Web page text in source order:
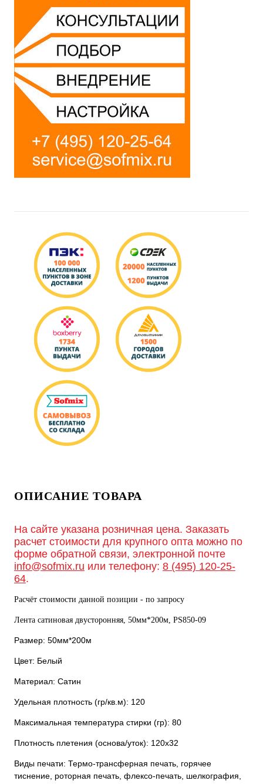
ОПИСАНИЕ ТОВАРА
На сайте указана розничная цена. Заказать
расчет стоимости для крупного опта можно по
форме обратной связи, электронной почте
info@sofmix.ru или телефону: 8 (495) 120-25-
64.
Расчёт стоимости данной позиции - по запросу
Лента сатиновая двусторонняя, 50мм*200м, PS850-09
Размер: 50мм*200м
Цвет: Белый
Материал: Сатин
Удельная плотность (гр/кв.м): 120
Максимальная температура стирки (гр): 80
Плотность плетения (основа/уток): 120х32
Виды печати: Термо-трансферная печать, горячее
тиснение, роторная печать, флексо-печать, шелкография,